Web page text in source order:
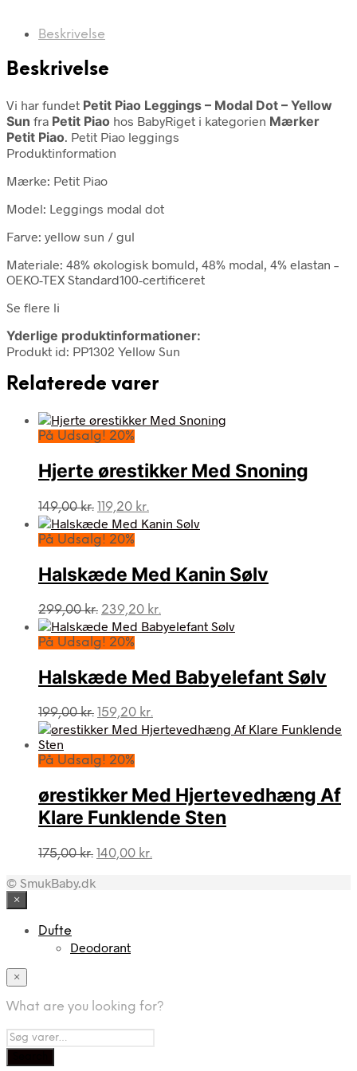
Beskrivelse
Beskrivelse
Vi har fundet Petit Piao Leggings – Modal Dot – Yellow
Sun fra Petit Piao hos BabyRiget i kategorien Mærker
Petit Piao. Petit Piao leggings
Produktinformation
Mærke: Petit Piao
Model: Leggings modal dot
Farve: yellow sun / gul
Materiale: 48% økologisk bomuld, 48% modal, 4% elastan –
OEKO-TEX Standard100-certificeret
Se flere li
Yderlige produktinformationer:
Produkt id: PP1302 Yellow Sun
Relaterede varer
På Udsalg! 20%
Hjerte ørestikker Med Snoning
149,00kr. Den
oprindelige
pris
149,00 kr..
119,20 kr.
aktuelle
119,20 kr..
På Udsalg! 20%
Halskæde Med Kanin Sølv
299,00kr. Den
oprindelige
pris
299,00 kr..
239,20 kr.
aktuelle
239,20 kr..
På Udsalg! 20%
Halskæde Med Babyelefant Sølv
199,00kr. Den
oprindelige
var:
159,20 kr.
aktuelle
På Udsalg! 20%
ørestikker Med Hjertevedhæng Af
Klare Funklende Sten
175,00kr. Den
140,00 kr.
© SmukBaby.dk
×
Dufte
Deodorant
×
What are you looking for?